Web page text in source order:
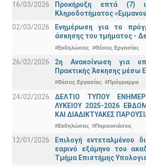
16/03/2026
Προκήρυξη επτά (7)
Κληροδοτήματος
02/03/2026
Ενημέρωση για το
άσκησης του τμήματος -
#Εκδηλώσεις #Θέσεις Εργασίας
26/02/2026
2η Ανακοίνωση για
Πρακτικής Άσκησης μέσω
#Θέσεις Εργασίας #Πρόγραμμα
24/02/2026
ΔΕΛΤΙΟ ΤΥΠΟΥ
ΛΥΚΕΙΟΥ 2025-2026
ΚΑΙ ΔΙΑΔΙΚΤΥΑΚΕΣ
#Εκδηλώσεις #Παρουσιάσεις
12/01/2026
Επιλογή εντεταλμένου
εαρινό εξάμηνο του
Τμήμα Επιστήμης